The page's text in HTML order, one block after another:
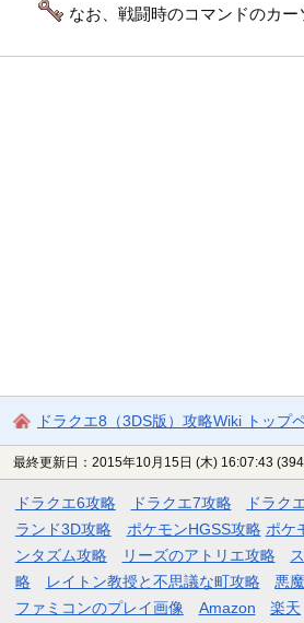
なお、戦闘時のコマンドのカー
ドラクエ8（3DS版）攻略Wiki トップ
最終更新日：2015年10月15日 (木) 16:07:43
ドラクエ6攻略 ドラクエ7攻略 ドラク
ランド3D攻略
ポケモンHGSS攻略 ポケ
ンタズム攻略
リーズのアトリエ攻略
略
レイトン教授と不思議な町攻略 悪
ファミコンのプレイ画像
Amazon 楽天